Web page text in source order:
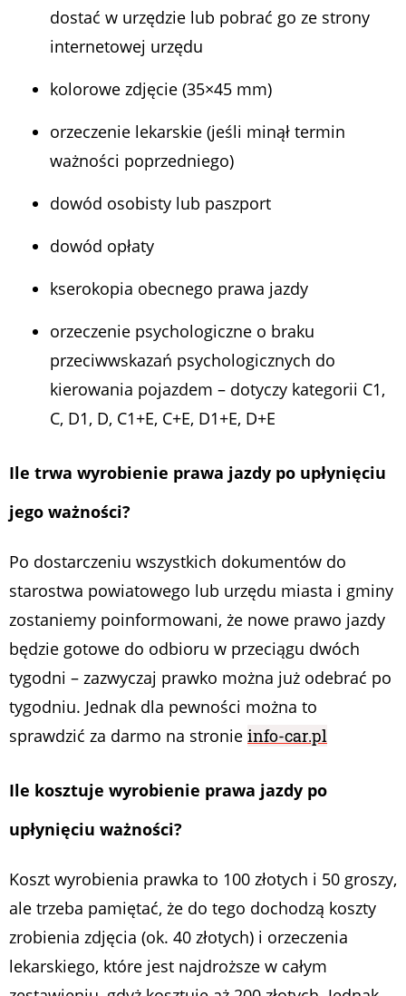
dostać w urzędzie lub pobrać go ze strony
internetowej urzędu
kolorowe zdjęcie (35×45 mm)
orzeczenie lekarskie (jeśli minął termin
ważności poprzedniego)
dowód osobisty lub paszport
dowód opłaty
kserokopia obecnego prawa jazdy
orzeczenie psychologiczne o braku
przeciwwskazań psychologicznych do
kierowania pojazdem – dotyczy kategorii C1,
C, D1, D, C1+E, C+E, D1+E, D+E
Ile trwa wyrobienie prawa jazdy po upłynięciu
jego ważności?
Po dostarczeniu wszystkich dokumentów do
starostwa powiatowego lub urzędu miasta i gminy
zostaniemy poinformowani, że nowe prawo jazdy
będzie gotowe do odbioru w przeciągu dwóch
tygodni – zazwyczaj prawko można już odebrać po
tygodniu. Jednak dla pewności można to
sprawdzić za darmo na stronie info-car.pl
Ile kosztuje wyrobienie prawa jazdy po
upłynięciu ważności?
Koszt wyrobienia prawka to 100 złotych i 50 groszy,
ale trzeba pamiętać, że do tego dochodzą koszty
zrobienia zdjęcia (ok. 40 złotych) i orzeczenia
lekarskiego, które jest najdroższe w całym